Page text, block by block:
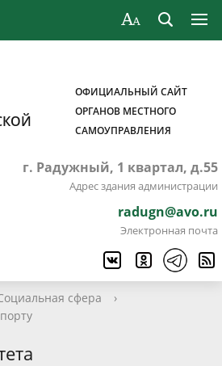
ОФИЦИАЛЬНЫЙ САЙТ
ОРГАНОВ МЕСТНОГО
САМОУПРАВЛЕНИЯ
г. Радужный, 1 квартал, д.55
Адрес здания администрации
radugn@avo.ru
Электронная почта
сфера
›